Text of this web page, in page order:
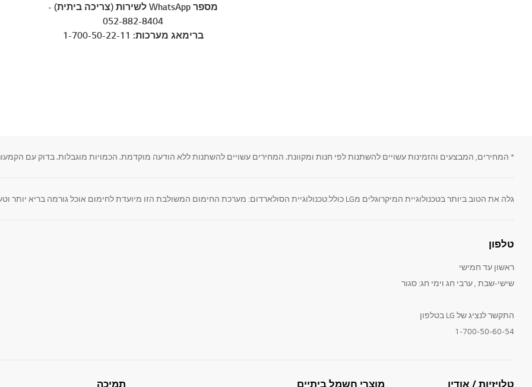
מספר WhatsApp לשירות (צריכה ביתית) -
052-882-8404
ברימאג מערכות: 1-700-50-22-11
* המחירים, המבצעים והזמינות עשויים להשתנות לפי חנות ומקוונת. המחירים עשויים להשתנות ללא הודעה מוקדמת. הכמויות מוגבלות. בדוק עם
טלפון
ראשון עד חמישי
שישי-שבת , ערבי חג וימי חג: סגור
התקשר לנציג של LG בטלפון
1-700-50-60-54
טלויזיות / אודיו מוצרי חשמל ביתיים תמיכה